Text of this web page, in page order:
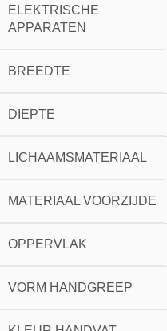
ELEKTRISCHE
APPARATEN
BREEDTE
DIEPTE
LICHAAMSMATERIAAL
MATERIAAL VOORZIJDE
OPPERVLAK
VORM HANDGREEP